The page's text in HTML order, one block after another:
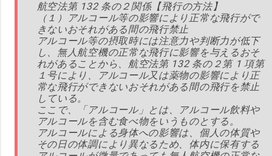
航空法第 132 条の２関係【飛行の方法】
（１）アルコール等の影響により正常な飛行がで
きないおそれがある間の飛行禁止
アルコール等の摂取時には注意力や判断力が低下
し、無人航空機の正常な飛行に影響を与えるおそ
れがあることから、航空法第 132 条の２第 1 項第
１号により、アルコール又は薬物の影響により正
常な飛行ができないおそれがある間の飛行を禁止
している。
ここで、「アルコール」とは、アルコール飲料や
アルコールを含む食べ物をいうものとする。
アルコールによる身体への影響は、個人の体質や
その日の体調により異なるため、体内に保有する